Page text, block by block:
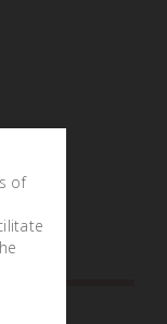
mm130
of